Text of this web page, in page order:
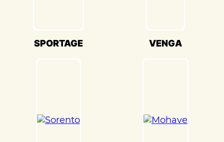
Мы гордимся своей способностью
воссоздавать совершенство KIA
SPORTAGE VENGA